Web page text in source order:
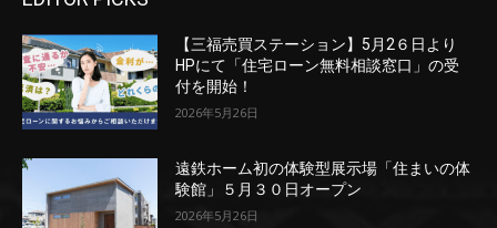
【三福売買ステーション】5月2６日より
HPにて「住宅ローン無料相談窓口」の受
付を開始！
2026年5月26日
遠鉄ホーム初の体験型展示場「住まいの体
験館」５月３０日オープン
2026年5月26日